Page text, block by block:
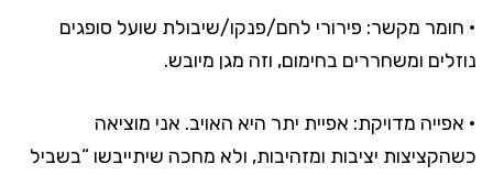
• חומר מקשר: פירורי לחם/פנקו/שיבולת שועל סופגים
נוזלים ומשחררים בחימום, וזה מגן מיובש.
• אפייה מדויקת: אפיית יתר היא האויב. אני מוציאה
כשהקציצות יציבות ומזהיבות, ולא מחכה שיתייבשו “בשביל